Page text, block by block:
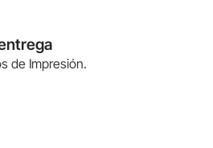
de Impresión.